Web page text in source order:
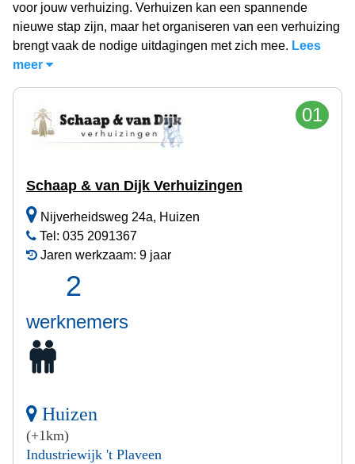
voor jouw verhuizing. Verhuizen kan een spannende
nieuwe stap zijn, maar het organiseren van een verhuizing
brengt vaak de nodige uitdagingen met zich mee. Lees
meer
01
Schaap & van Dijk Verhuizingen
Nijverheidsweg 24a, Huizen
Tel: 035 2091367
Jaren werkzaam: 9 jaar
2
werknemers
Huizen
(+1km)
Industriewijk 't Plaveen